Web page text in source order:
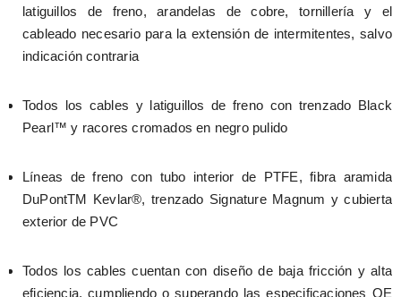
latiguillos de freno, arandelas de cobre, tornillería y el
cableado necesario para la extensión de intermitentes, salvo
indicación contraria
Todos los cables y latiguillos de freno con trenzado Black
Pearl™ y racores cromados en negro pulido
Líneas de freno con tubo interior de PTFE, fibra aramida
DuPontTM Kevlar®, trenzado Signature Magnum y cubierta
exterior de PVC
Todos los cables cuentan con diseño de baja fricción y alta
eficiencia, cumpliendo o superando las especificaciones OE